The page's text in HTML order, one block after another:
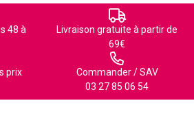
48 à
Livraison gratuite à partir de
69€
prix
Commander / SAV
03 27 85 06 54